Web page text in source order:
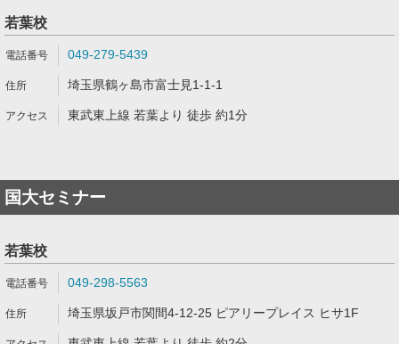
若葉校
049-279-5439
埼玉県鶴ヶ島市富士見1-1-1
東武東上線 若葉より 徒歩 約1分
国大セミナー
若葉校
049-298-5563
埼玉県坂戸市関間4-12-25 ピアリープレイス ヒサ1F